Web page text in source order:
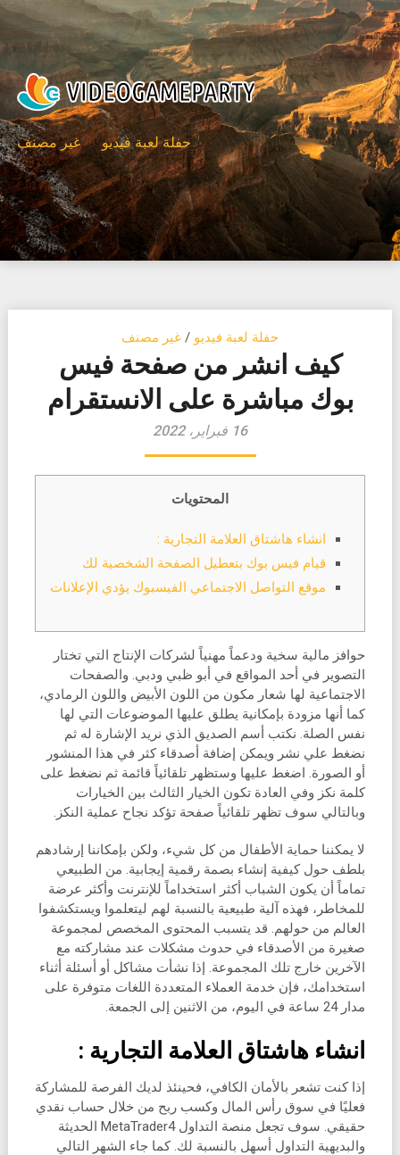
Skip
to
content
حفلة لعبة فيديو غير مصنف
حفلة لعبة فيديو / غير مصنف
كيف انشر من صفحة فيس
بوك مباشرة على الانستقرام
16 فبراير، 2022
المحتويات
انشاء هاشتاق العلامة التجارية :
قيام فيس بوك بتعطيل الصفحة الشخصية لك
موقع التواصل الاجتماعي الفيسبوك يؤدي الإعلانات
حوافز مالية سخية ودعماً مهنياً لشركات الإنتاج التي تختار
التصوير في أحد المواقع في أبو ظبي ودبي. والصفحات
الاجتماعية لها شعار مكون من اللون الأبيض واللون الرمادي،
كما أنها مزودة بإمكانية يطلق عليها الموضوعات التي لها
نفس الصلة. نكتب أسم الصديق الذي نريد الإشارة له ثم
نضغط علي نشر ويمكن إضافة أصدقاء كثر في هذا المنشور
أو الصورة. اضغط عليها وستظهر تلقائياً قائمة ثم نضغط على
كلمة نكز وفي العادة تكون الخيار الثالث بين الخيارات
وبالتالي سوف تظهر تلقائياً صفحة تؤكد نجاح عملية النكز.
لا يمكننا حماية الأطفال من كل شيء، ولكن بإمكاننا إرشادهم
بلطف حول كيفية إنشاء بصمة رقمية إيجابية. من الطبيعي
تماماً أن يكون الشباب أكثر استخداماً للإنترنت وأكثر عرضة
للمخاطر، فهذه آلية طبيعية بالنسبة لهم ليتعلموا ويستكشفوا
العالم من حولهم. قد يتسبب المحتوى المخصص لمجموعة
صغيرة من الأصدقاء في حدوث مشكلات عند مشاركته مع
الآخرين خارج تلك المجموعة. إذا نشأت مشاكل أو أسئلة أثناء
استخدامك، فإن خدمة العملاء المتعددة اللغات متوفرة على
مدار 24 ساعة في اليوم، من الاثنين إلى الجمعة.
انشاء هاشتاق العلامة التجارية :
إذا كنت تشعر بالأمان الكافي، فحينئذ لديك الفرصة للمشاركة
فعليًا في سوق رأس المال وكسب ربح من خلال حساب نقدي
حقيقي. سوف تجعل منصة التداول MetaTrader4 الحديثة
والبديهية التداول أسهل بالنسبة لك. كما جاء الشهر التالي